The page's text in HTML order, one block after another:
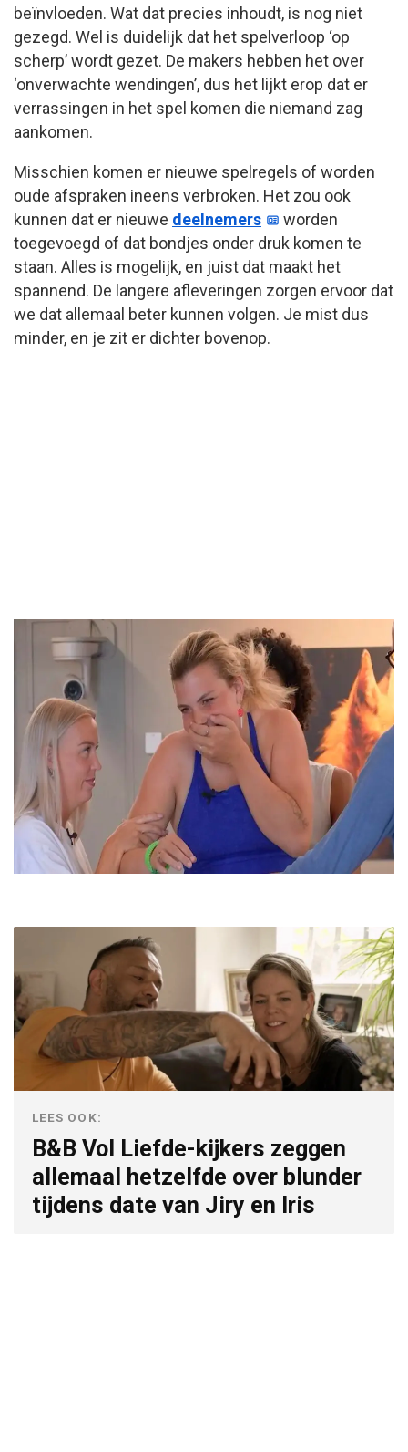
beïnvloeden. Wat dat precies inhoudt, is nog niet
gezegd. Wel is duidelijk dat het spelverloop ‘op
scherp’ wordt gezet. De makers hebben het over
‘onverwachte wendingen’, dus het lijkt erop dat er
verrassingen in het spel komen die niemand zag
aankomen.
Misschien komen er nieuwe spelregels of worden
oude afspraken ineens verbroken. Het zou ook
kunnen dat er nieuwe deelnemers
worden
toegevoegd of dat bondjes onder druk komen te
staan. Alles is mogelijk, en juist dat maakt het
spannend. De langere afleveringen zorgen ervoor dat
we dat allemaal beter kunnen volgen. Je mist dus
minder, en je zit er dichter bovenop.
LEES OOK:
B&B Vol Liefde-kijkers zeggen
allemaal hetzelfde over blunder
tijdens date van Jiry en Iris